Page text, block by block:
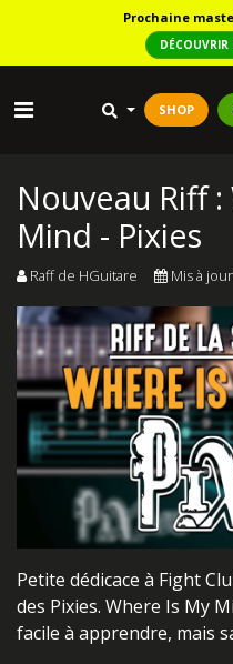
Prochaine
DÉCOUVRIR
SHOP
Nouveau Riff
Mind - Pixies
Raff de HGuitare Mis à
Petite dédicace à Fight
des Pixies. Where Is My
facile à apprendre, mais